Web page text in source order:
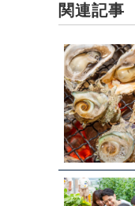
関連記事